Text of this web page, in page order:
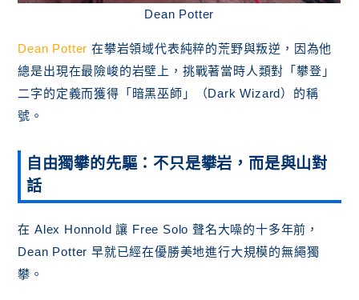
Dean Potter
Dean Potter 在攀岩領域代表純粹的荒野與叛逆，因為他
總是出現在最險峻的岩壁上，挑戰著當時人類對「攀登」
二字的定義而獲得「暗黑巫師」（Dark Wizard）的稱
號。
自由獨攀的先驅：不只是攀岩，而是與山對
話
在 Alex Honnold 讓 Free Solo 聲名大噪的十多年前，
Dean Potter 早就已經在優勝美地進行大規模的無繩獨
攀。